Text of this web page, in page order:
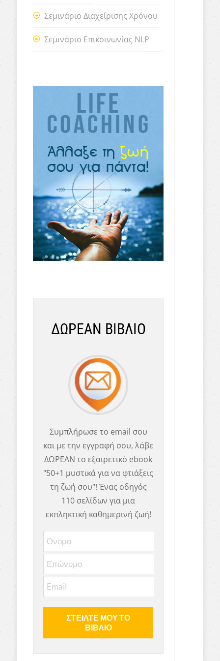
Σεμινάριο Διαχείρισης Χρόνου
Σεμινάριο Επικοινωνίας NLP
ΔΩΡΕΑΝ ΒΙΒΛΙΟ
Συμπλήρωσε το email σου
και με την εγγραφή σου, λάβε
ΔΩΡΕΑΝ το εξαιρετικό ebook
"50+1 μυστικά για να φτιάξεις
τη ζωή σου"! Ένας οδηγός
110 σελίδων για μια
εκπληκτική καθημερινή ζωή!